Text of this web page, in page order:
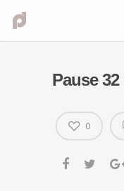
Pause 32
0